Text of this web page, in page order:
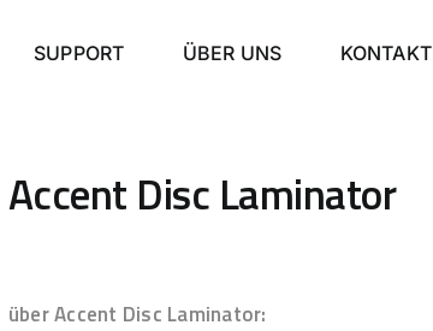
SUPPORT ÜBER UNS KONTAKT
Accent Disc Laminator
über Accent Disc Laminator: